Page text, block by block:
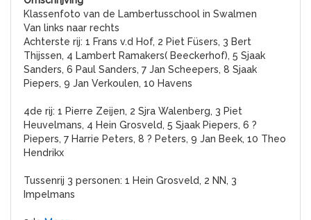
Klassenfoto van de Lambertusschool in Swalmen
Van links naar rechts
Achterste rij: 1 Frans v.d Hof, 2 Piet Füsers, 3 Bert
Thijssen, 4 Lambert Ramakers( Beeckerhof), 5 Sjaak
Sanders, 6 Paul Sanders, 7 Jan Scheepers, 8 Sjaak
Piepers, 9 Jan Verkoulen, 10 Havens
4de rij: 1 Pierre Zeijen, 2 Sjra Walenberg, 3 Piet
Heuvelmans, 4 Hein Grosveld, 5 Sjaak Piepers, 6 ?
Piepers, 7 Harrie Peters, 8 ? Peters, 9 Jan Beek, 10 Theo
Hendrikx
Tussenrij 3 personen: 1 Hein Grosveld, 2 NN, 3
Impelmans